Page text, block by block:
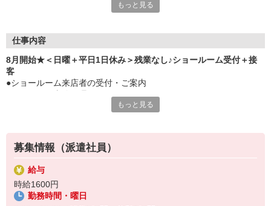
■接客・販売の経験がある方は活かしながらPC操作の経験もGET
■通勤ベンリ
もっと見る
仕事内容
8月開始★＜日曜＋平日1日休み＞残業なし♪ショールーム受付＋接
客
●ショールーム来店者の受付・ご案内
※じっくり社員の方からOJTがあるから安心です
もっと見る
募集情報（派遣社員）
給与
時給1600円
勤務時間・曜日